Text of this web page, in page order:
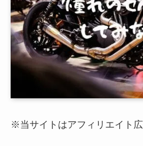
※当サイトはアフィリエイト